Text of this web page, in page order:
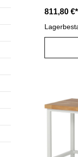
aus
und
Flügeltür
811,80 €*